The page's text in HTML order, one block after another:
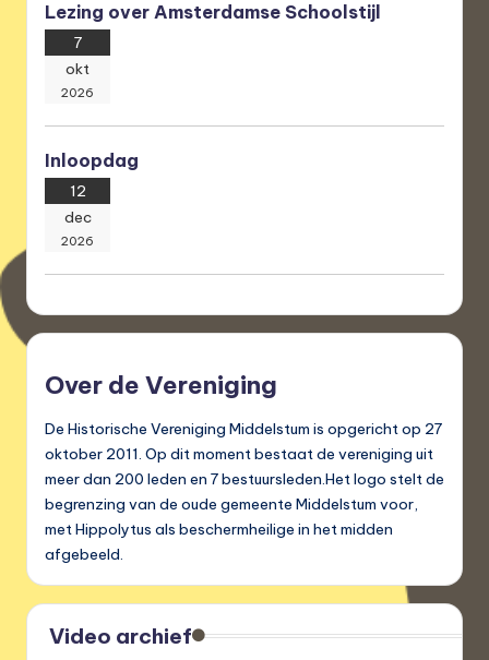
Lezing over Amsterdamse Schoolstijl
7
okt
2026
Inloopdag
12
dec
2026
Over de Vereniging
De Historische Vereniging Middelstum is opgericht op 27
oktober 2011. Op dit moment bestaat de vereniging uit
meer dan 200 leden en 7 bestuursleden.Het logo stelt de
begrenzing van de oude gemeente Middelstum voor,
met Hippolytus als beschermheilige in het midden
afgebeeld.
Video archief